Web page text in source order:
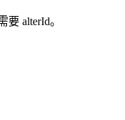
alterId。